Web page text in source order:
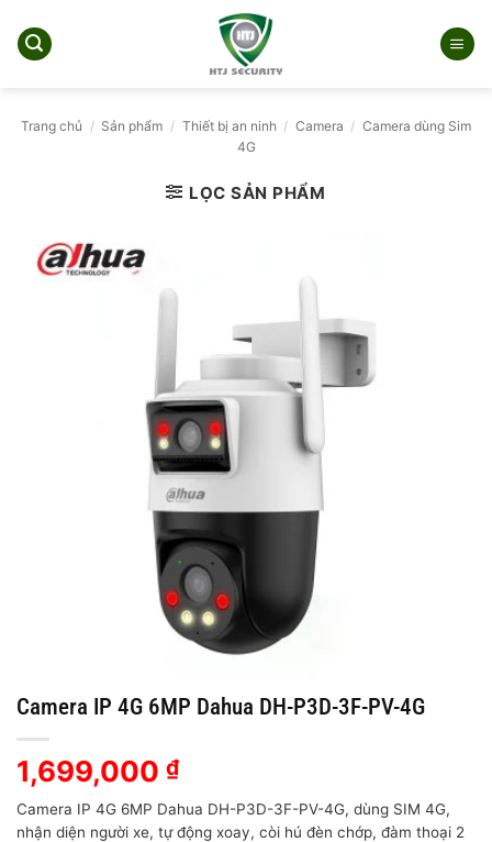
qua
Trang chủ / Sản phẩm / Thiết bị an ninh / Camera / Camera dùng Sim
4G
LỌC SẢN PHẨM
Camera IP 4G 6MP Dahua DH-P3D-3F-PV-4G
1,699,000 ₫
Camera IP 4G 6MP Dahua DH-P3D-3F-PV-4G, dùng SIM 4G,
nhận diện người xe, tự động xoay, còi hú đèn chớp, đàm thoại 2